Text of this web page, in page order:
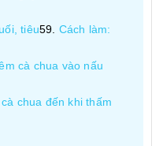
tiêu
Cách làm:
cà chua vào nấu
chua đến khi thấm